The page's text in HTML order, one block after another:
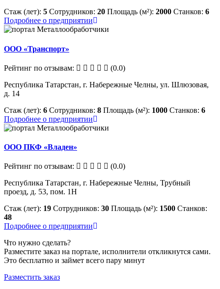
Стаж (лет): 5 Сотрудников: 20 Площадь (м²): 2000 Станков: 6
Подробнее о предприятии
ООО «Транспорт»
Рейтинг по отзывам:
(0.0)
Республика Татарстан, г. Набережные Челны, ул. Шлюзовая,
д. 14
Стаж (лет): 6 Сотрудников: 8 Площадь (м²): 1000 Станков: 6
Подробнее о предприятии
ООО ПКФ «Владен»
Рейтинг по отзывам:
(0.0)
Республика Татарстан, г. Набережные Челны, Трубный
проезд, д. 53, пом. 1Н
Стаж (лет): 19 Сотрудников: 30 Площадь (м²): 1500 Станков:
48
Подробнее о предприятии
Что нужно сделать?
Разместите заказ на портале, исполнители откликнутся сами.
Это бесплатно и займет всего пару минут
Разместить заказ